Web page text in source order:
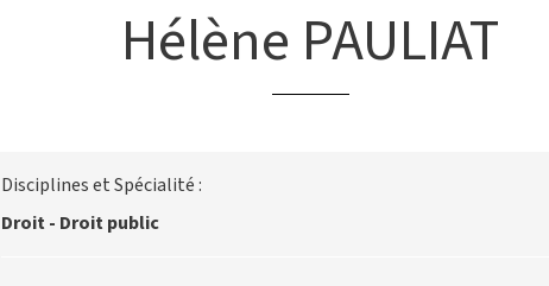
Hélène PAULIAT
Disciplines et Spécialité :
Droit - Droit public